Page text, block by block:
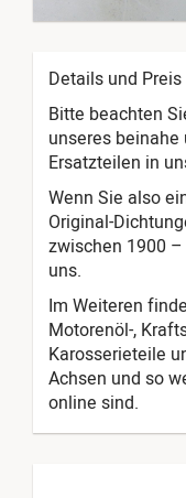
Details und
Bitte beachten
unseres
Ersatzteilen in
Wenn Sie also
Original-
zwischen 1900
uns.
Im Weiteren
Motorenöl-,
Karosserieteile
Achsen und so
online sind.